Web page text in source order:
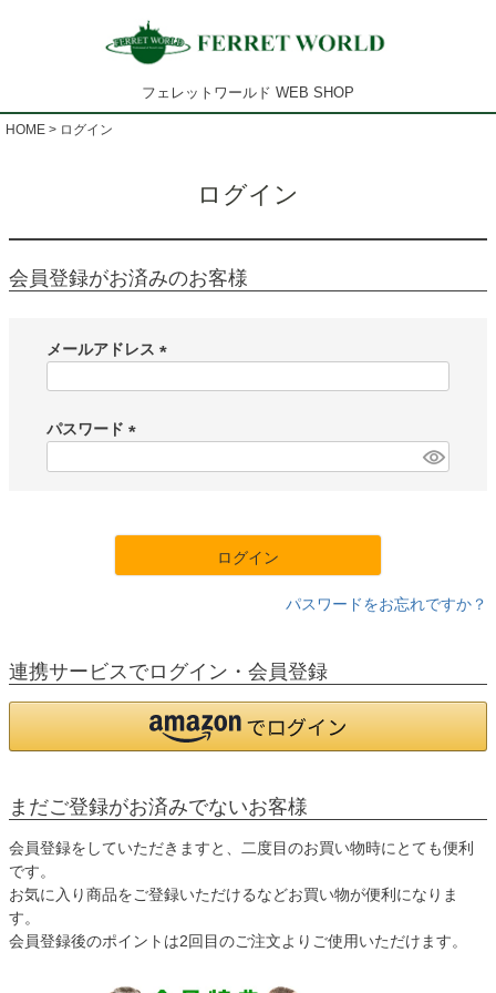
フェレットワールド WEB SHOP
HOME ログイン
ログイン
会員登録がお済みのお客様
メールアドレス
)
パスワード
ログイン
パスワードをお忘れですか？
連携サービスでログイン・会員登録
まだご登録がお済みでないお客様
会員登録をしていただきますと、二度目のお買い物時にとても便利
です。
お気に入り商品をご登録いただけるなどお買い物が便利になりま
す。
会員登録後のポイントは2回目のご注文よりご使用いただけます。